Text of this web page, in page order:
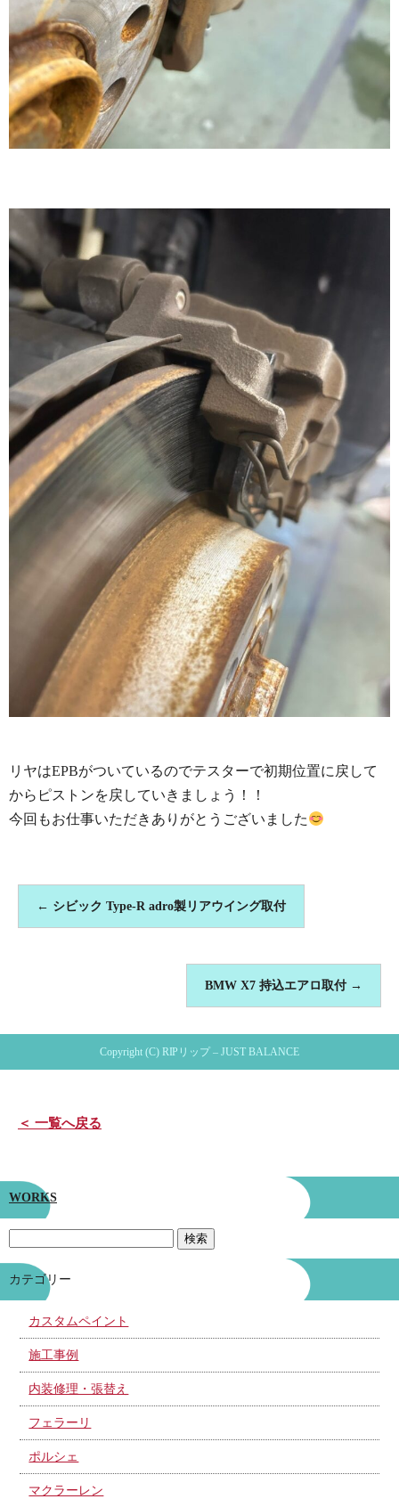
リヤはEPBがついているのでテスターで初期位置に戻して
からピストンを戻していきましょう！！
今回もお仕事いただきありがとうございました
← シビック Type-R adro製リアウイング取付
BMW X7 持込エアロ取付 →
Copyright (C) RIPリップ – JUST BALANCE
＜ 一覧へ戻る
WORKS
カテゴリー
カスタムペイント
施工事例
内装修理・張替え
フェラーリ
ポルシェ
マクラーレン